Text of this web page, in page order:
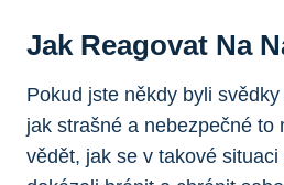
Jak Reagovat Na
Pokud jste někdy byli
jak strašné a nebezpečné to
vědět, jak se v takové